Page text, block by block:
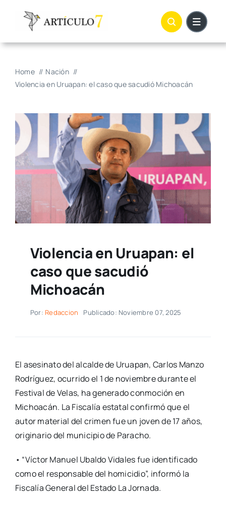
Home
Nación
Violencia en Uruapan: el caso que sacudió Michoacán
Violencia en Uruapan: el
caso que sacudió
Michoacán
Por: Redaccion Publicado: Noviembre 07, 2025
El asesinato del alcalde de Uruapan, Carlos Manzo
Rodríguez, ocurrido el 1 de noviembre durante el
Festival de Velas, ha generado conmoción en
Michoacán. La Fiscalía estatal confirmó que el
autor material del crimen fue un joven de 17 años,
originario del municipio de Paracho.
• “Víctor Manuel Ubaldo Vidales fue identificado
como el responsable del homicidio”, informó la
Fiscalía General del Estado La Jornada.